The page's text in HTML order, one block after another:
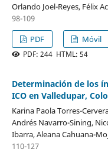
Orlando Joel-Reyes, Félix
98-109
PDF
Móvil
PDF: 244 HTML: 54
Determinación de los
ICO en Valledupar,
Karina Paola Torres-
Andrés Navarro-Sining,
Ibarra, Aleana Cahuana-
110-127